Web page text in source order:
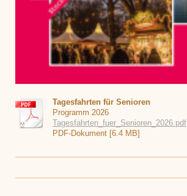
Tagesfahrten für Senioren
Programm 2026
Tagesfahrten_fuer_Senioren_2026.pdf
PDF-Dokument [6.4 MB]